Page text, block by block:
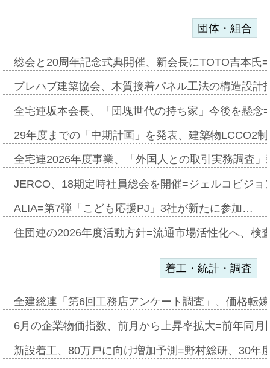
団体・組合
総会と20周年記念式典開催、新会長にTOTO吉本氏
プレハブ建築協会、木質接着パネル工法の構造設
全宅連坂本会長、「団塊世代の持ち家」今後を懸
29年度までの「中期計画」を発表、建築物LCCO2
全宅連2026年度事業、「外国人との取引実務調査
JERCO、18期定時社員総会を開催=ジェルコビジ
ALIA=第7弾「こども応援PJ」3社が新たに参加…
住団連の2026年度活動方針=流通市場活性化へ、検
着工・統計・調査
全建総連「第6回工務店アンケート調査」、価格転
6月の企業物価指数、前月から上昇率拡大=前年同
新設着工、80万戸に向け増加予測=野村総研、30年